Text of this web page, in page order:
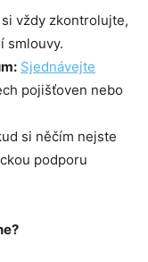
vždy zkontrolujte,
smlouvy.
Sjednávejte
pojišťoven nebo
si něčím nejste
podporu